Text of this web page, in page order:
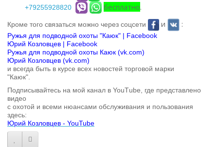
+79255928820 бесплатно.
Кроме того связаться можно через соцсети и :
Ружья для подводной охоты "Каюк" | Facebook
Юрий Козловцев | Facebook
Ружья для подводной охоты Каюк (vk.com)
Юрий Козловцев (vk.com)
и всегда быть в курсе всех новостей торговой марки
"Каюк".
Подписывайтесь на мой канал в YouTube, где представлено
видео
с охотой и всеми нюансами обслуживания и пользования
здесь:
Юрий Козловцев - YouTube